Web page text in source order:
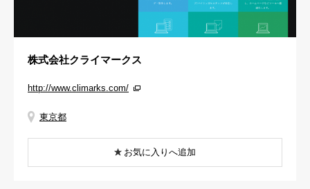
株式会社クライマークス
http://www.climarks.com/
東京都
お気に入りへ追加